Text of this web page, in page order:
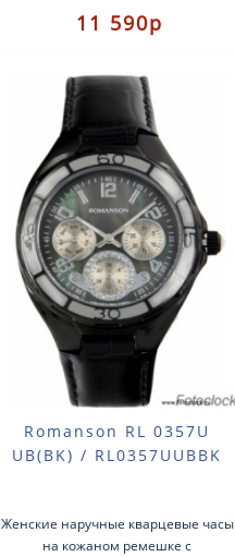
нержавеющая сталь с чё..
11 590р
Romanson RL 0357U
UB(BK) / RL0357UUBBK
Женские наручные кварцевые часы
на кожаном ремешке с